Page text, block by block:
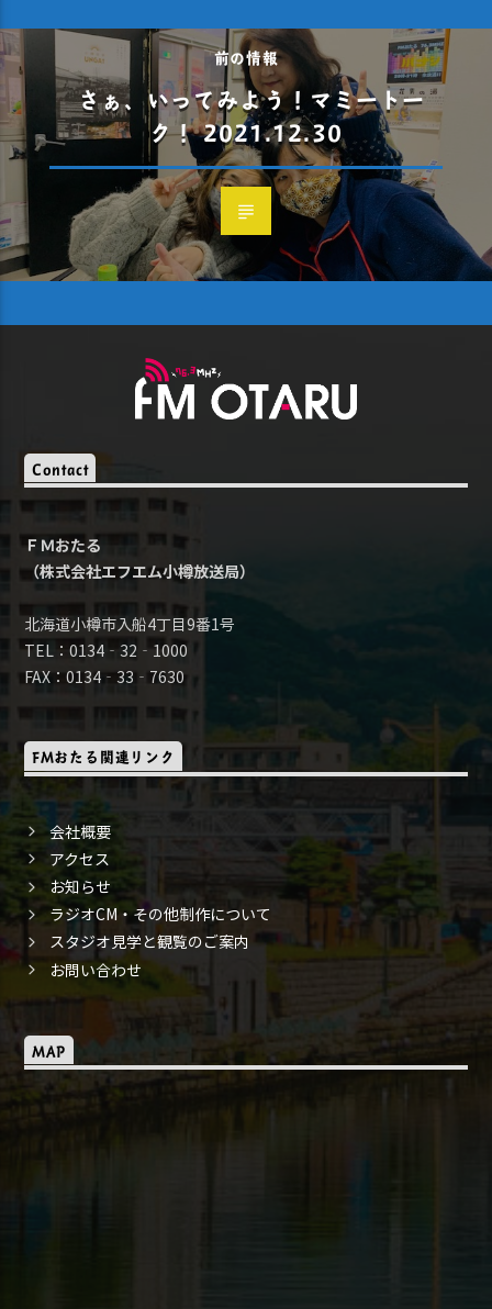
前の情報
さぁ、いってみよう！マミートー
ク！ 2021.12.30
Contact
ＦＭおたる
（株式会社エフエム小樽放送局）
北海道小樽市入船4丁目9番1号
TEL：0134‐32‐1000
FAX：0134‐33‐7630
FMおたる関連リンク
会社概要
アクセス
お知らせ
ラジオCM・その他制作について
スタジオ見学と観覧のご案内
お問い合わせ
MAP